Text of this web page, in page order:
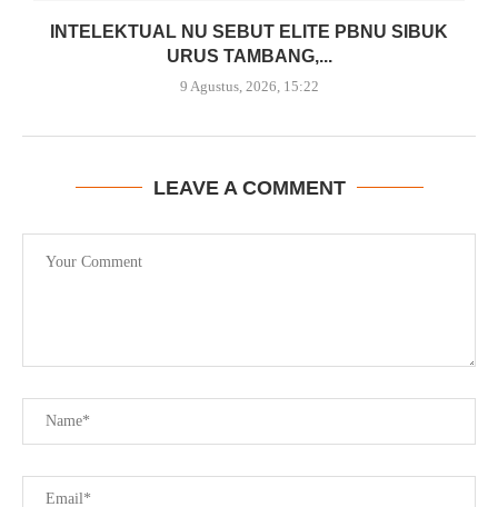
INTELEKTUAL NU SEBUT ELITE PBNU SIBUK
URUS TAMBANG,...
9 Agustus, 2026, 15:22
LEAVE A COMMENT